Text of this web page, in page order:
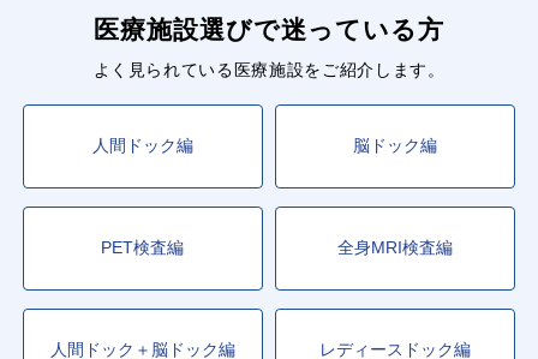
医療施設選びで迷っている方
よく見られている医療施設をご紹介します。
人間ドック編 脳ドック編
PET検査編 全身MRI検査編
人間ドック＋脳ドック編 レディースドック編